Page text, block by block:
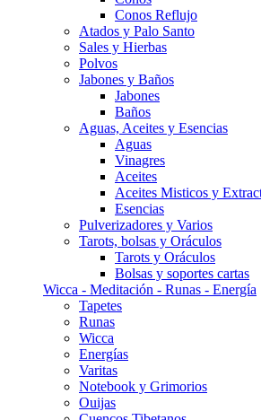
Conos Reflujo
Atados y Palo Santo
Sales y Hierbas
Polvos
Jabones y Baños
Jabones
Baños
Aguas, Aceites y Esencias
Aguas
Vinagres
Aceites
Aceites Misticos y
Esencias
Pulverizadores y Varios
Tarots, bolsas y Oráculos
Tarots y Oráculos
Bolsas y soportes cartas
Wicca - Meditación - Runas - Energía
Tapetes
Runas
Wicca
Energías
Varitas
Notebook y Grimorios
Ouijas